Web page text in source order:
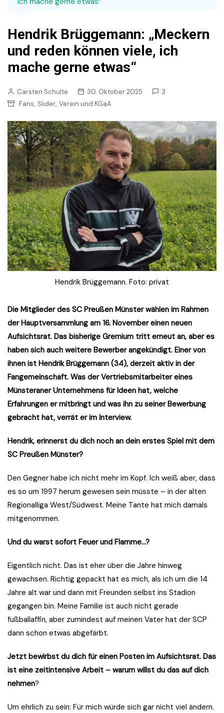
Hendrik Brüggemann: „Meckern
und reden können viele, ich
mache gerne etwas“
Carsten Schulte 30. Oktober 2025
3
Fans, Slider, Verein und KGaA
Hendrik Brüggemann. Foto: privat
Die Mitglieder des SC Preußen Münster wählen im Rahmen
der Hauptversammlung am 16. November einen neuen
Aufsichtsrat. Das bisherige Gremium tritt erneut an, aber es
haben sich auch weitere Bewerber angekündigt. Einer von
ihnen ist Hendrik Brüggemann (34), derzeit aktiv in der
Fangemeinschaft. Was der Vertriebsmitarbeiter eines
Münsteraner Unternehmens für Ideen hat, welche
Erfahrungen er mitbringt und was ihn zu seiner Bewerbung
gebracht hat, verrät er im Interview.
Hendrik, erinnerst du dich noch an dein erstes Spiel mit dem
SC Preußen Münster?
Den Gegner habe ich nicht mehr im Kopf. Ich weiß aber, dass
es so um 1997 herum gewesen sein müsste – in der alten
Regionalliga West/Südwest. Meine Tante hat mich damals
mitgenommen.
Und du warst sofort Feuer und Flamme…?
Eigentlich nicht. Das ist eher über die Jahre hinweg
gewachsen. Richtig gepackt hat es mich, als ich um die 14
Jahre alt war und dann mit Freunden selbst ins Stadion
gegangen bin. Meine Familie ist auch nicht gerade
fußballaffin, aber zumindest auf meinen Vater hat der SCP
dann schon etwas abgefärbt.
Jetzt bewirbst du dich für einen Posten im Aufsichtsrat. Das
ist eine zeitintensive Arbeit – warum willst du das auf dich
nehmen?
Um ehrlich zu sein: Für mich würde sich gar nicht viel ändern.